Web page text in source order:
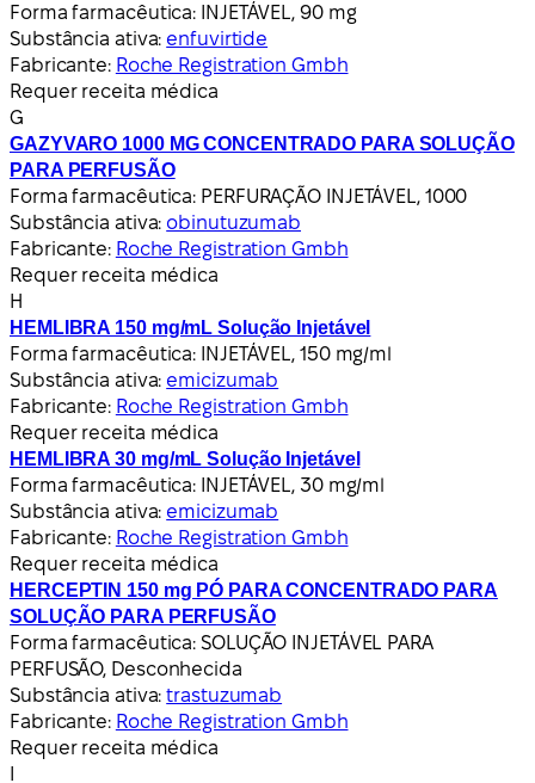
Forma farmacêutica: INJETÁVEL, 90 mg
Substância ativa: enfuvirtide
Fabricante: Roche Registration Gmbh
Requer receita médica
G
GAZYVARO 1000 MG CONCENTRADO PARA SOLUÇÃO
PARA PERFUSÃO
Forma farmacêutica: PERFURAÇÃO INJETÁVEL, 1000
Substância ativa: obinutuzumab
Fabricante: Roche Registration Gmbh
Requer receita médica
H
HEMLIBRA 150 mg/mL Solução Injetável
Forma farmacêutica: INJETÁVEL, 150 mg/ml
Substância ativa: emicizumab
Fabricante: Roche Registration Gmbh
Requer receita médica
HEMLIBRA 30 mg/mL Solução Injetável
Forma farmacêutica: INJETÁVEL, 30 mg/ml
Substância ativa: emicizumab
Fabricante: Roche Registration Gmbh
Requer receita médica
HERCEPTIN 150 mg PÓ PARA CONCENTRADO PARA
SOLUÇÃO PARA PERFUSÃO
Forma farmacêutica: SOLUÇÃO INJETÁVEL PARA
PERFUSÃO, Desconhecida
Substância ativa:trastuzumab
Fabricante: Roche Registration Gmbh
Requer receita médica